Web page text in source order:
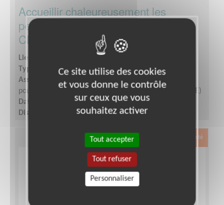
Accueillir chaleureusement les
personnes exilées à l'entrée du
CEDRE
Lieu :
Type :
Accueil, Information
Association :
Secours Catholique - Centre d'Entraide
pour les Demandeurs d'Asile, Réfugiés et Exilés (CEDRE)
Date :
Tout le temps
Disponibilité demandée :Au moins 1/2 journée par
matin de 8h45 à 12h/ mardis et jeudis après-midi de
Exclusion & Pauvreté
Ce site utilise des cookies
et vous donne le contrôle
sur ceux que vous
souhaitez activer
Tout accepter
Tout refuser
Personnaliser